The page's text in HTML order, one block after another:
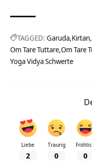
TAGGED: Garuda Kirtan
Om Tare Tuttare Om Tare
Yoga Vidya Schwerte
Liebe
2
Traurig
0 0